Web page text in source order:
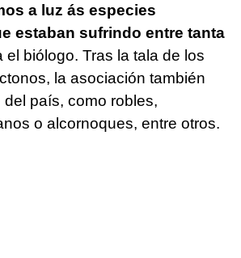
a luz ás especies
estaban sufrindo entre tanta
el biólogo. Tras la tala de los
la asociación también
país, como robles,
o alcornoques, entre otros.